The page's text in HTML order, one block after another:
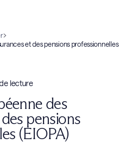
et des pensions professionnelles
lecture
des
pensions
(EIOPA)